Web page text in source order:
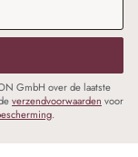
GmbH over de laatste
verzendvoorwaarden voor
.